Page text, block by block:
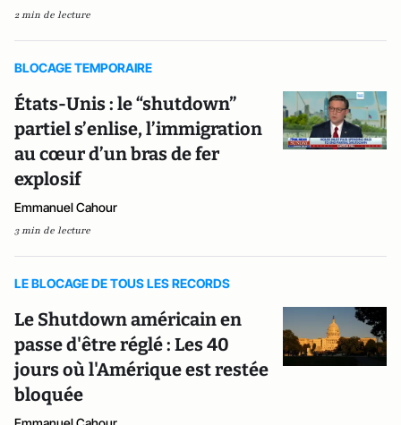
2 min de lecture
BLOCAGE TEMPORAIRE
États-Unis : le “shutdown”
partiel s’enlise, l’immigration
au cœur d’un bras de fer
explosif
Emmanuel Cahour
3 min de lecture
LE BLOCAGE DE TOUS LES RECORDS
Le Shutdown américain en
passe d'être réglé : Les 40
jours où l'Amérique est restée
bloquée